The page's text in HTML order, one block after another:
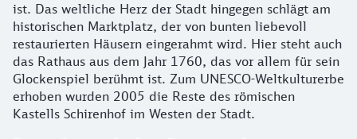
ist. Das weltliche Herz der Stadt hingegen schlägt am
historischen Marktplatz, der von bunten liebevoll
restaurierten Häusern eingerahmt wird. Hier steht auch
das Rathaus aus dem Jahr 1760, das vor allem für sein
Glockenspiel berühmt ist. Zum UNESCO-Weltkulturerbe
erhoben wurden 2005 die Reste des römischen
Kastells Schirenhof im Westen der Stadt.